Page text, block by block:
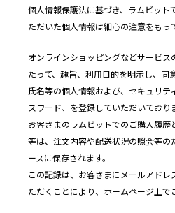
個人情報保護法に基づき、ラムビット
ただいた個人情報は細心の注意をもっ
オンラインショッピングなどサービ
たって、趣旨、利用目的を明示し、同
氏名等の個人情報および、セキュリ
スワード、を登録していただいており
お客さまのラムビットでのご購入履
等は、注文内容や配送状況の照会等の
ースに保存されます。
この記録は、お客さまにメールアド
ただくことにより、ホームページ上で